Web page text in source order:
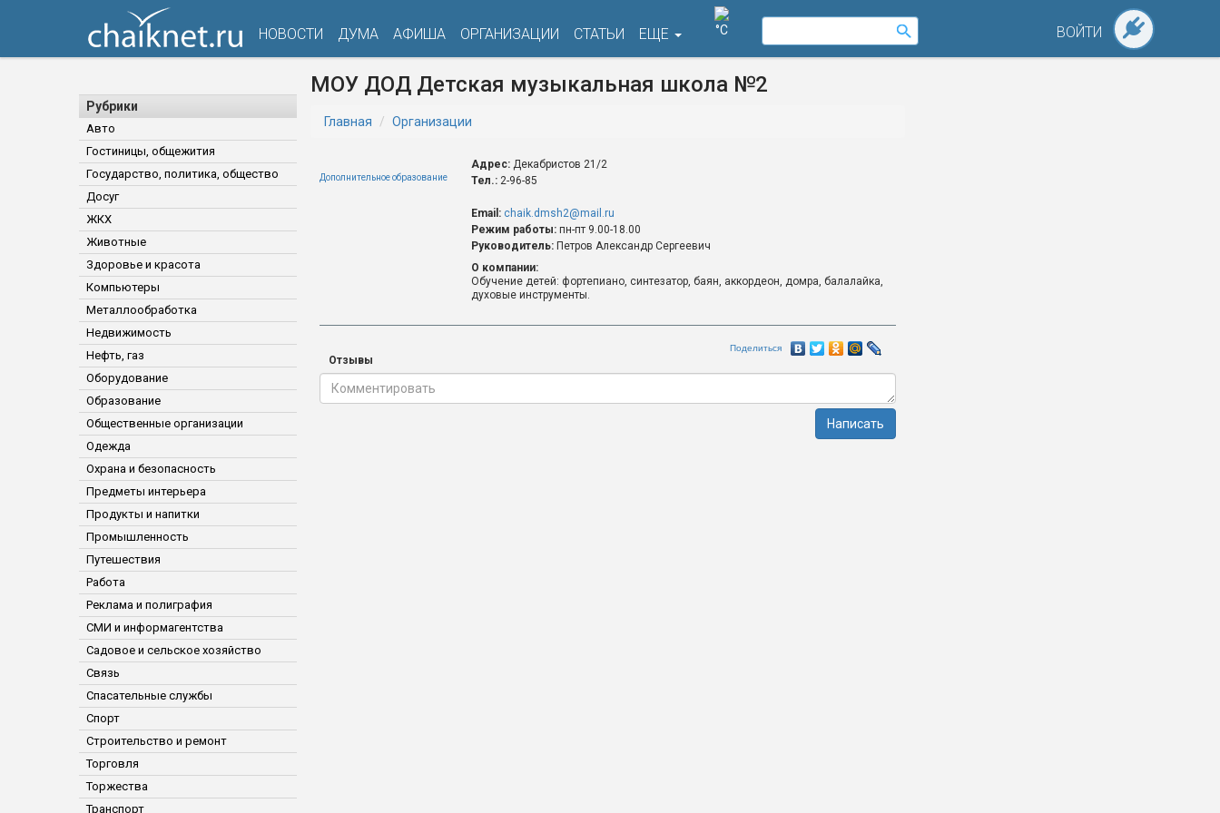
НОВОСТИ ДУМА АФИША ОРГАНИЗАЦИИ СТАТЬИ ЕЩЕ °C ВОЙТИ
Рубрики
Авто
Гостиницы, общежития
Государство, политика, общество
Досуг
ЖКХ
Животные
Здоровье и красота
Компьютеры
Металлообработка
Недвижимость
Нефть, газ
Оборудование
Образование
Общественные организации
Одежда
Охрана и безопасность
Предметы интерьера
Продукты и напитки
Промышленность
Путешествия
Работа
Реклама и полиграфия
СМИ и информагентства
Садовое и сельское хозяйство
Связь
Спасательные службы
Спорт
Строительство и ремонт
Торговля
Торжества
Транспорт
МОУ ДОД Детская музыкальная школа №2
Главная Организации
Дополнительное образование
Адрес: Декабристов 21/2
Тел.: 2-96-85
Email: chaik.dmsh2@mail.ru
Режим работы: пн-пт 9.00-18.00
Руководитель: Петров Александр Сергеевич
О компании:
Обучение детей: фортепиано, синтезатор, баян, аккордеон, домра, балалайка,
духовые инструменты.
Поделиться
Отзывы
Написать